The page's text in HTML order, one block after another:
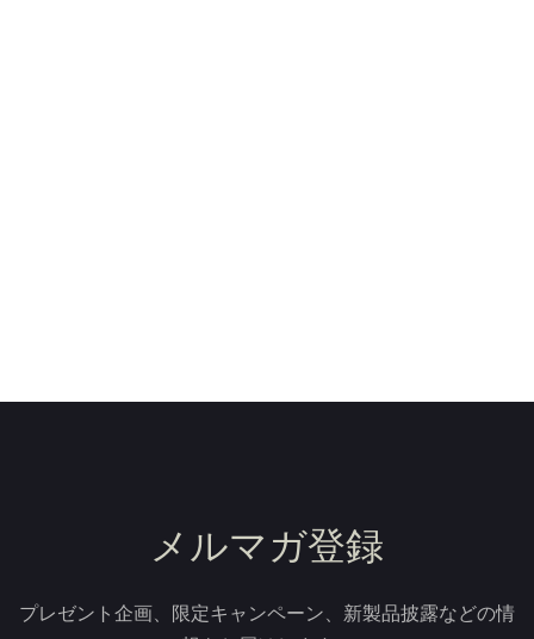
メルマガ登録
プレゼント企画、限定キャンペーン、新製品披露などの情